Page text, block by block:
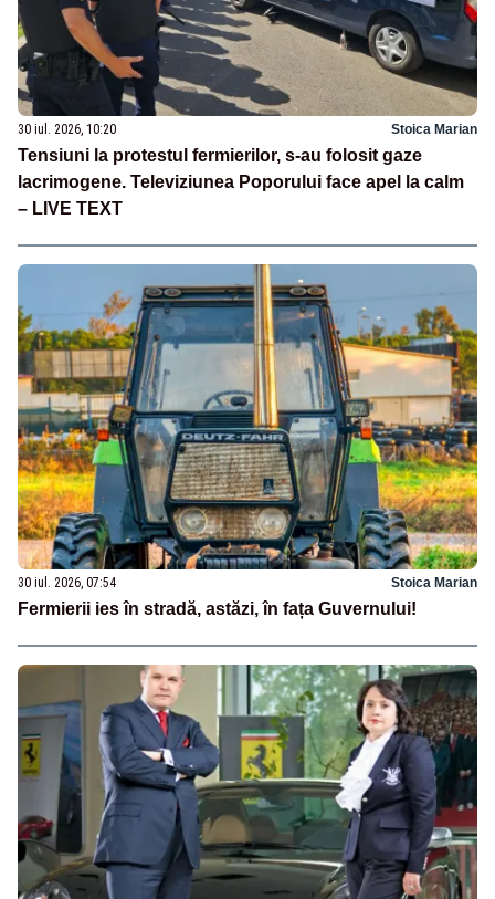
30 iul. 2026, 10:20 Stoica Marian
Tensiuni la protestul fermierilor, s-au folosit gaze
lacrimogene. Televiziunea Poporului face apel la calm
– LIVE TEXT
30 iul. 2026, 07:54 Stoica Marian
Fermierii ies în stradă, astăzi, în fața Guvernului!